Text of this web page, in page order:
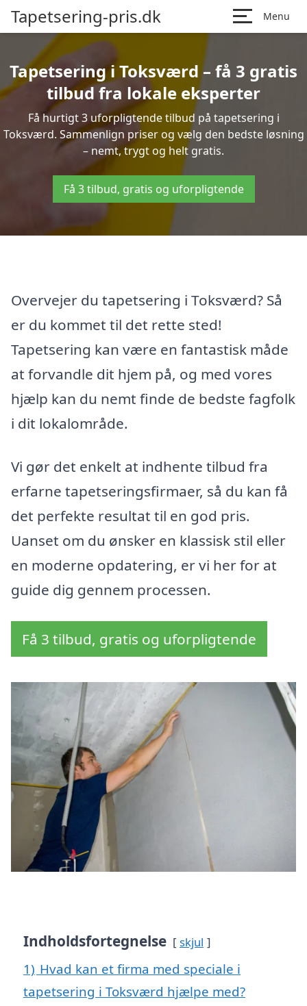
Tapetsering-pris.dk Menu
Tapetsering i Toksværd – få 3 gratis
tilbud fra lokale eksperter
Få hurtigt 3 uforpligtende tilbud på tapetsering i
Toksværd. Sammenlign priser og vælg den bedste løsning
– nemt, trygt og helt gratis.
Få 3 tilbud, gratis og uforpligtende
Overvejer du tapetsering i Toksværd? Så
er du kommet til det rette sted!
Tapetsering kan være en fantastisk måde
at forvandle dit hjem på, og med vores
hjælp kan du nemt finde de bedste fagfolk
i dit lokalområde.
Vi gør det enkelt at indhente tilbud fra
erfarne tapetseringsfirmaer, så du kan få
det perfekte resultat til en god pris.
Uanset om du ønsker en klassisk stil eller
en moderne opdatering, er vi her for at
guide dig gennem processen.
Få 3 tilbud, gratis og uforpligtende
Indholdsfortegnelse skjul
1) Hvad kan et firma med speciale i
tapetsering i Toksværd hjælpe med?